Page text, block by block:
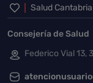
Inicio del
Salud Cantabria
Consejería de Salud
Federico Vial 13,